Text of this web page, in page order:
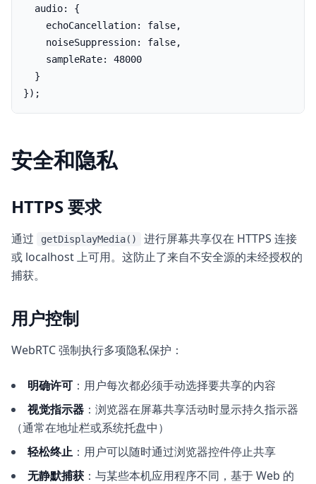
  audio: {
    echoCancellation: false,
    noiseSuppression: false,
    sampleRate: 48000
  }
});
安全和隐私
HTTPS 要求
通过 getDisplayMedia()
进行屏幕共享仅在 HTTPS 连接
或 localhost 上可用。这防止了来自不安全源的未经授权的
捕获。
用户控制
WebRTC 强制执行多项隐私保护：
明确许可 ：用户每次都必须手动选择要共享的内容
视觉指示器 ：浏览器在屏幕共享活动时显示持久指示器
（通常在地址栏或系统托盘中）
轻松终止 ：用户可以随时通过浏览器控件停止共享
无静默捕获 ：与某些本机应用程序不同，基于 Web 的